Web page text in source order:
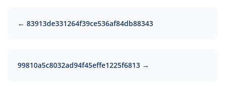
← 83913de331264f39ce536af84db88343
99810a5c8032ad94f45effe1225f6813 →